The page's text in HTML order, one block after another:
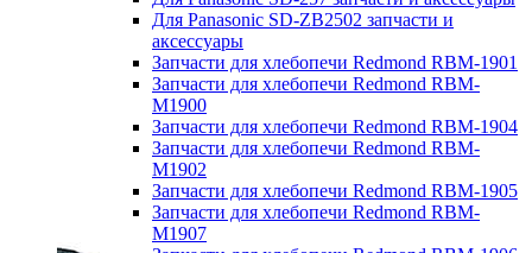
Для Panasonic SD-ZB2502 запчасти и
аксессуары
Запчасти для хлебопечи Redmond RBM-1901
Запчасти для хлебопечи Redmond RBM-
M1900
Запчасти для хлебопечи Redmond RBM-1904
Запчасти для хлебопечи Redmond RBM-
M1902
Запчасти для хлебопечи Redmond RBM-1905
Запчасти для хлебопечи Redmond RBM-
M1907